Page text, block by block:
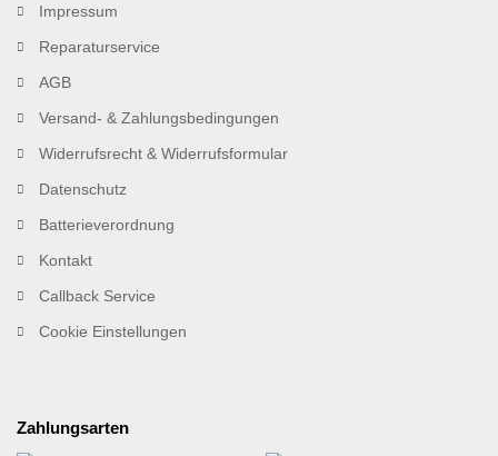
Impressum
Reparaturservice
AGB
Versand- & Zahlungsbedingungen
Widerrufsrecht & Widerrufsformular
Datenschutz
Batterieverordnung
Kontakt
Callback Service
Cookie Einstellungen
Zahlungsarten